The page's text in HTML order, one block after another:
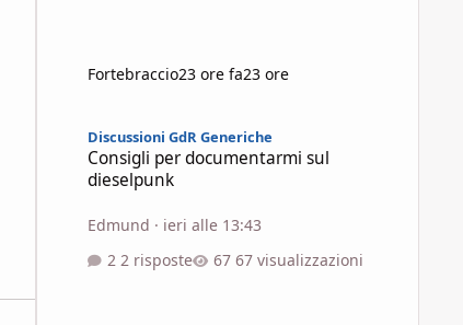
Fortebraccio23 ore fa23 ore
Discussioni GdR Generiche
Consigli per documentarmi sul
dieselpunk
Edmund · ieri alle 13:43
2 risposte
67 visualizzazioni